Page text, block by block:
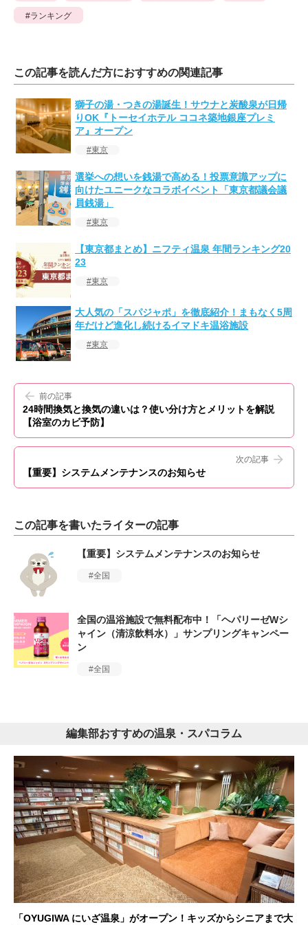
ランキング
この記事を読んだ方におすすめの関連記事
獅子の湯・つきの湯誕生！サウナと炭酸泉が日帰
りOK『トーセイホテル ココネ築地銀座プレミ
ア』オープン
東京
選挙への想いを銭湯で高める！投票意識アップに
向けたユニークなコラボイベント「東京都議会議
員銭湯」
東京
【東京都まとめ】ニフティ温泉 年間ランキング20
23
東京
大人気の「スパジャポ」を徹底紹介！まもなく5周
年だけど進化し続けるイマドキ温浴施設
東京
前の記事
24時間換気と換気の違いは？使い分け方とメリットを解説
【浴室のカビ予防】
次の記事
【重要】システムメンテナンスのお知らせ
この記事を書いたライターの記事
【重要】システムメンテナンスのお知らせ
全国
全国の温浴施設で無料配布中！「ヘパリーゼWシ
ャイン（清涼飲料水）」サンプリングキャンペー
ン
全国
編集部おすすめの温泉・スパコラム
「OYUGIWA にいざ温泉」がオープン！キッズからシニアまで大